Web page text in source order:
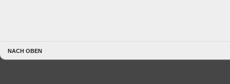
NACH OBEN